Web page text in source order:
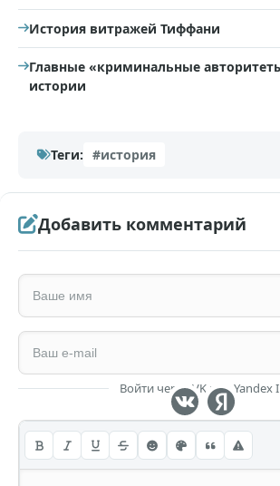
История витражей Тиффани
Главные «криминальные
истории
Теги: #история
Добавить комментарий
Войти через VK или Yandex